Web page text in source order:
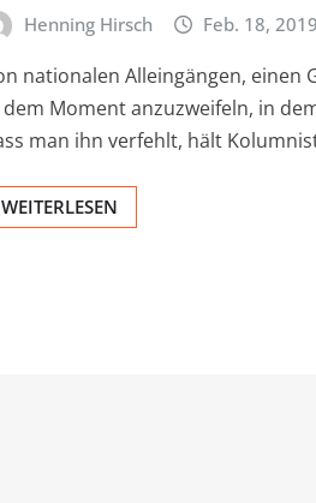
Henning Hirsch Feb. 18, 2019
nationalen Alleingängen, einen
dem Moment anzuzweifeln, in
man ihn verfehlt, hält
WEITERLESEN